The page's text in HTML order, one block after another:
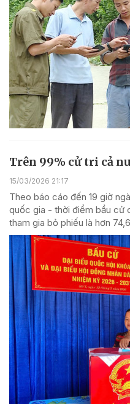
Trên 99% cử tri cả
15/03/2026 21:17
Theo báo cáo đến 19 giờ
quốc gia - thời điểm bầu cử
tham gia bỏ phiếu là hơn